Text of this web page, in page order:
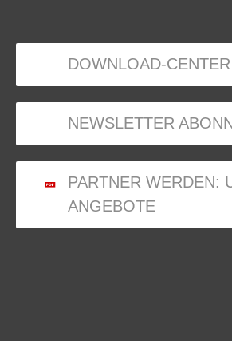
DOWNLOAD-CENTER
NEWSLETTER
PARTNER WERDEN:
ANGEBOTE